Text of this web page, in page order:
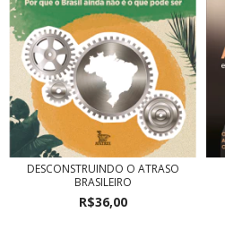
DESCONSTRUINDO O ATRASO
BRASILEIRO
R$36,00